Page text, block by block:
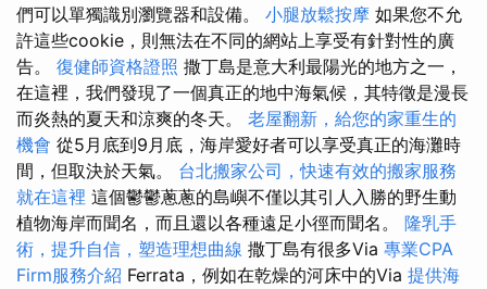
們可以單獨識別瀏覽器和設備。 小腿放鬆按摩 如果您不允
許這些cookie，則無法在不同的網站上享受有針對性的廣
告。 復健師資格證照 撒丁島是意大利最陽光的地方之一，
在這裡，我們發現了一個真正的地中海氣候，其特徵是漫長
而炎熱的夏天和涼爽的冬天。 老屋翻新，給您的家重生的
機會 從5月底到9月底，海岸愛好者可以享受真正的海灘時
間，但取決於天氣。 台北搬家公司，快速有效的搬家服務
就在這裡 這個鬱鬱蔥蔥的島嶼不僅以其引人入勝的野生動
植物海岸而聞名，而且還以各種遠足小徑而聞名。 隆乳手
術，提升自信，塑造理想曲線 撒丁島有很多Via 專業CPA
Firm服務介紹 Ferrata，例如在乾燥的河床中的Via 提供海